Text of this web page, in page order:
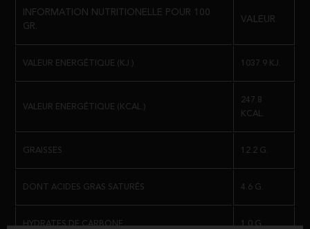
A CONSOMMER DE PRÉFÉRENCE AVANT : 24 MOIS.
PIÈCES ENTRE 0.6 KG ET 1.2 KG.
BIEN FAIT ET LA TRANQUILLITÉ D'ESPRIT D'ACQUÉRIR UN PRODUIT
RESPECTANT LA RÉGLEMENTATION EN VIGUEUR.
INFORMATION NUTRITIONELLE POUR 100
GR.
VALEUR
VALEUR ENERGÉTIQUE (KJ.) 1037.9 KJ.
VALEUR ENERGÉTIQUE (KCAL.)
247.8
KCAL.
GRAISSES 12.2 G.
DONT ACIDES GRAS SATURÉS 4.6 G.
HYDRATES DE CARBONE 1.0 G.